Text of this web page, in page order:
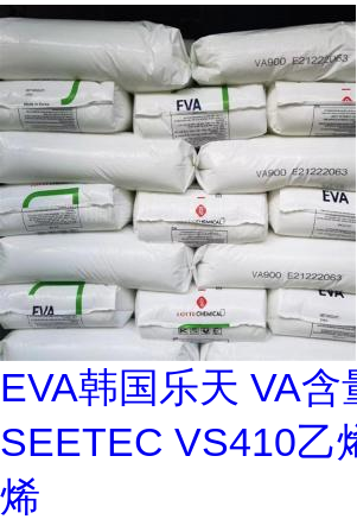
EVA韩国乐天 VA含
SEETEC VS410乙
烯